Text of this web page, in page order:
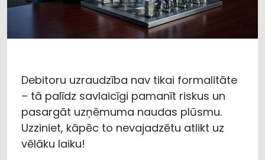
Debitoru uzraudzība nav tikai formalitāte
– tā palīdz savlaicīgi pamanīt riskus un
pasargāt uzņēmuma naudas plūsmu.
Uzziniet, kāpēc to nevajadzētu atlikt uz
vēlāku laiku!